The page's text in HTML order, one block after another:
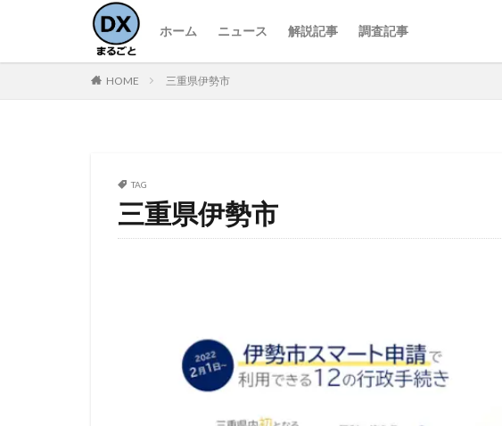
ホーム ニュース 解説記事 調査記事
HOME 三重県伊勢市
TAG
三重県伊勢市